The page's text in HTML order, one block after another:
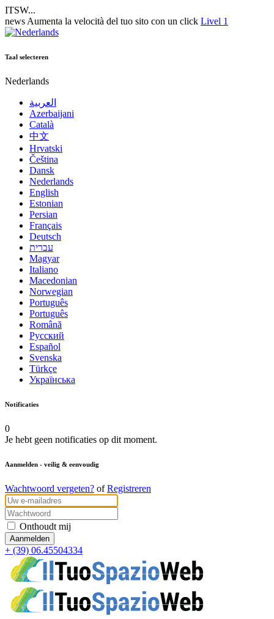
ITSW...
news Aumenta la velocità del tuo sito con un click Livel 1
Taal selecteren
Nederlands
العربية
Azerbaijani
Català
中文
Hrvatski
Čeština
Dansk
Nederlands
English
Estonian
Persian
Français
Deutsch
עברית
Magyar
Italiano
Macedonian
Norwegian
Português
Português
Română
Русский
Español
Svenska
Türkçe
Українська
Notificaties
0
Je hebt geen notificaties op dit moment.
Aanmelden - veilig & eenvoudig
Wachtwoord vergeten? ofRegistreren
Onthoudt mij
+ (39) 06.45504334